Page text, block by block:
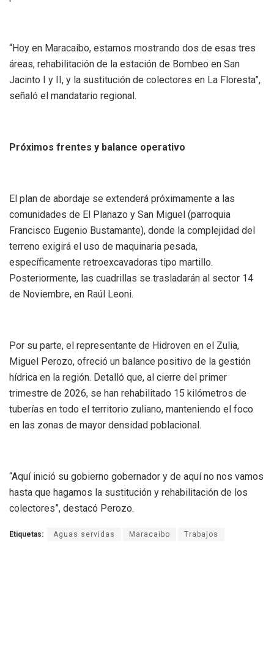
“Hoy en Maracaibo, estamos mostrando dos de esas tres
áreas, rehabilitación de la estación de Bombeo en San
Jacinto I y II, y la sustitución de colectores en La Floresta”,
señaló el mandatario regional.
Próximos frentes y balance operativo
El plan de abordaje se extenderá próximamente a las
comunidades de El Planazo y San Miguel (parroquia
Francisco Eugenio Bustamante), donde la complejidad del
terreno exigirá el uso de maquinaria pesada,
específicamente retroexcavadoras tipo martillo.
Posteriormente, las cuadrillas se trasladarán al sector 14
de Noviembre, en Raúl Leoni.
Por su parte, el representante de Hidroven en el Zulia,
Miguel Perozo, ofreció un balance positivo de la gestión
hídrica en la región. Detalló que, al cierre del primer
trimestre de 2026, se han rehabilitado 15 kilómetros de
tuberías en todo el territorio zuliano, manteniendo el foco
en las zonas de mayor densidad poblacional.
“Aquí inició su gobierno gobernador y de aquí no nos vamos
hasta que hagamos la sustitución y rehabilitación de los
colectores”, destacó Perozo.
Etiquetas: Aguas servidas Maracaibo Trabajos